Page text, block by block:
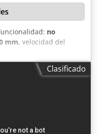
no
mm, velocidad del
, ¡Sin precio mínimo:
La presentación de la
definido: o bien
o bien entre el
Clasificado